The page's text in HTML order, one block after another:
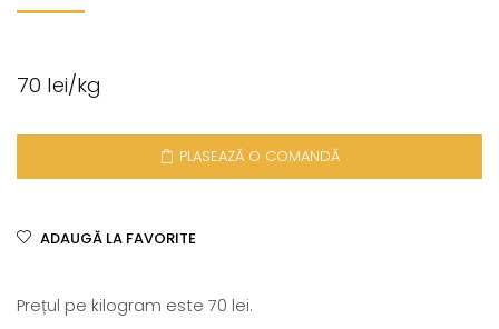
70 lei/kg
PLASEAZĂ O COMANDĂ
ADAUGĂ LA FAVORITE
Prețul pe kilogram este 70 lei.